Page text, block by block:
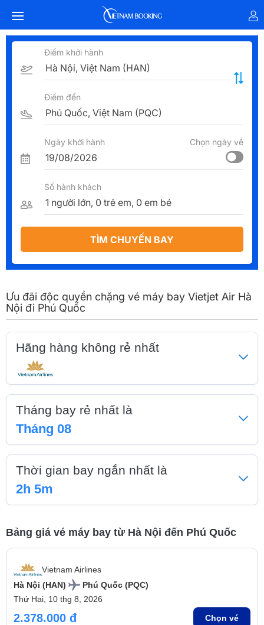
Điểm khởi hành
Điểm đến
Ngày khởi hành Chọn ngày về
Số hành khách
TÌM CHUYẾN BAY
Ưu đãi độc quyền chặng vé máy bay Vietjet Air Hà
Nội đi Phú Quốc
Hãng hàng không rẻ nhất
Tháng bay rẻ nhất là
Tháng 08
Thời gian bay ngắn nhất là
2h 5m
Bảng giá vé máy bay từ Hà Nội đến Phú Quốc
Vietnam Airlines
Hà Nội (HAN)
Phú Quốc (PQC)
Thứ Hai, 10 thg 8, 2026
2.378.000 đ Chọn vé